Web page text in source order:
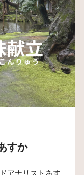
すか
アナリストあす